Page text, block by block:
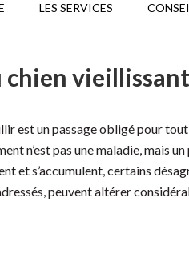
LES SERVICES
chien vieillissant
est un passage obligé pour
n’est pas une maladie, mais
et s’accumulent, certains
peuvent altérer